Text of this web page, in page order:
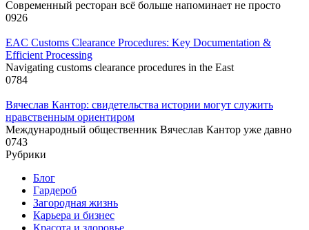
Современный ресторан всё больше напоминает не просто
0926
EAC Customs Clearance Procedures: Key Documentation &
Efficient Processing
Navigating customs clearance procedures in the East
0784
Вячеслав Кантор: свидетельства истории могут служить
нравственным ориентиром
Международный общественник Вячеслав Кантор уже давно
0743
Рубрики
Блог
Гардероб
Загородная жизнь
Карьера и бизнес